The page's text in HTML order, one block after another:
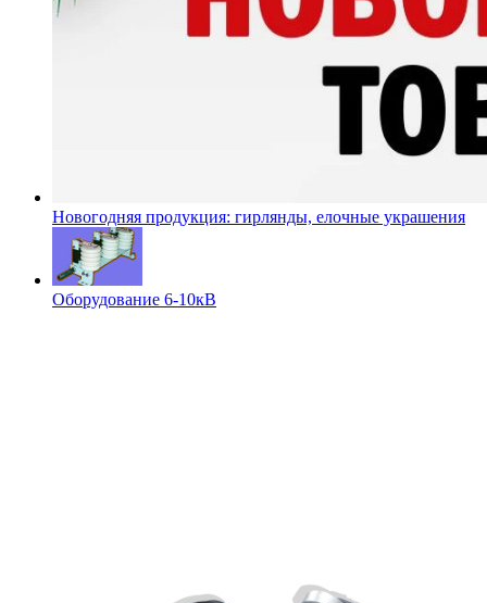
Новогодняя продукция: гирлянды, елочные украшения
Оборудование 6-10кВ